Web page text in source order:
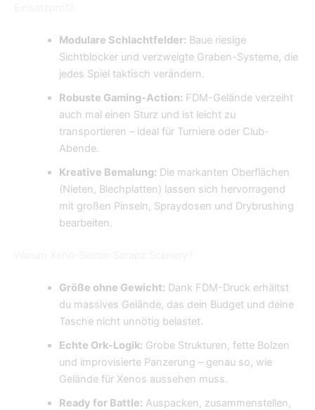
Modulare Schlachtfelder: Baue riesige
Sichtblocker und verzweigte Graben-Systeme, die
jedes Spiel taktisch verändern.
Robuste Gaming-Action: FDM-Gelände verzeiht
auch mal einen Sturz und ist leicht zu
transportieren – ideal für Turniere oder Club-
Abende.
Kreative Bemalung: Die markanten Oberflächen
(Nieten, Blechplatten) lassen sich hervorragend
mit großen Pinseln, Spraydosen und Drybrushing
bearbeiten.
Größe ohne Gewicht: Dank FDM-Druck erhältst
du massives Gelände, das dein Budget und deine
Tasche nicht unnötig belastet.
Echte Ork-Logik: Grobe Strukturen, fette Bolzen
und improvisierte Panzerung – genau so, wie
Gelände für Xenos aussehen muss.
Ready for Battle: Auspacken, zusammenstellen,